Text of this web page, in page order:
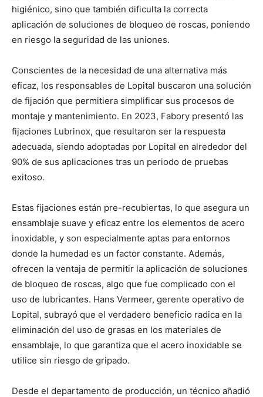
higiénico, sino que también dificulta la correcta
aplicación de soluciones de bloqueo de roscas, poniendo
en riesgo la seguridad de las uniones.
Conscientes de la necesidad de una alternativa más
eficaz, los responsables de Lopital buscaron una solución
de fijación que permitiera simplificar sus procesos de
montaje y mantenimiento. En 2023, Fabory presentó las
fijaciones Lubrinox, que resultaron ser la respuesta
adecuada, siendo adoptadas por Lopital en alrededor del
90% de sus aplicaciones tras un periodo de pruebas
exitoso.
Estas fijaciones están pre-recubiertas, lo que asegura un
ensamblaje suave y eficaz entre los elementos de acero
inoxidable, y son especialmente aptas para entornos
donde la humedad es un factor constante. Además,
ofrecen la ventaja de permitir la aplicación de soluciones
de bloqueo de roscas, algo que fue complicado con el
uso de lubricantes. Hans Vermeer, gerente operativo de
Lopital, subrayó que el verdadero beneficio radica en la
eliminación del uso de grasas en los materiales de
ensamblaje, lo que garantiza que el acero inoxidable se
utilice sin riesgo de gripado.
Desde el departamento de producción, un técnico añadió